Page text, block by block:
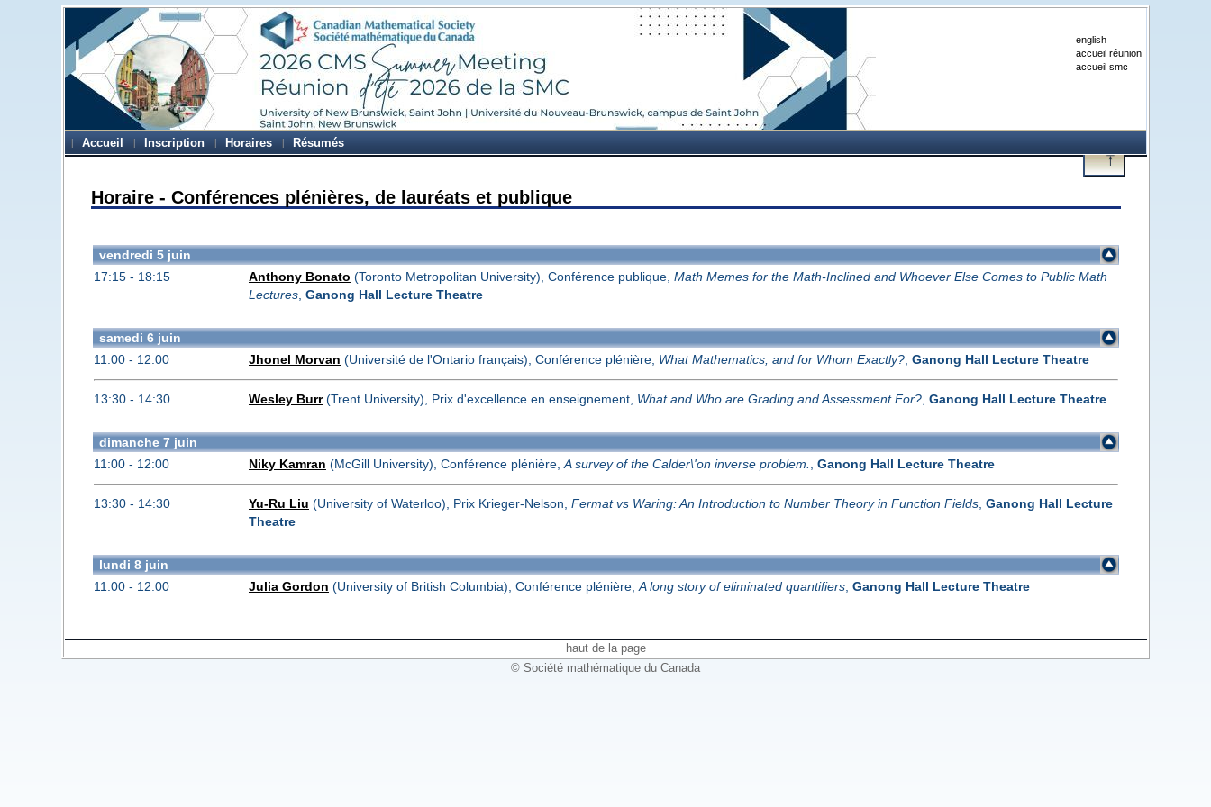
english
accueil réunion
accueil smc
Accueil Inscription Horaires Résumés
Horaire - Conférences plénières, de lauréats et publique
vendredi 5 juin
17:15 - 18:15
Anthony Bonato (Toronto Metropolitan University), Conférence publique, Math Memes for the Math-Inclined and Whoever Else Comes to Public Math
Lectures, Ganong Hall Lecture Theatre
samedi 6 juin
11:00 - 12:00
Jhonel Morvan (Université de l'Ontario français), Conférence plénière, What Mathematics, and for Whom Exactly?, Ganong Hall Lecture Theatre
13:30 - 14:30 Wesley Burr(Trent University), Prix d'excellence en enseignement, What and Who are Grading and Assessment For?, Ganong Hall Lecture Theatre
dimanche 7 juin
11:00 - 12:00
Niky Kamran (McGill University), Conférence plénière,A survey of the Calder\'on inverse problem., Ganong Hall Lecture Theatre
13:30 - 14:30 Yu-Ru Liu (University of Waterloo), Prix Krieger-Nelson, Fermat vs Waring: An Introduction to Number Theory in Function Fields, Ganong Hall Lecture
Theatre
lundi 8 juin
11:00 - 12:00
Julia Gordon (University of British Columbia), Conférence plénière,A long story of eliminated quantifiers, Ganong Hall Lecture Theatre
haut de la page
© Société mathématique du Canada